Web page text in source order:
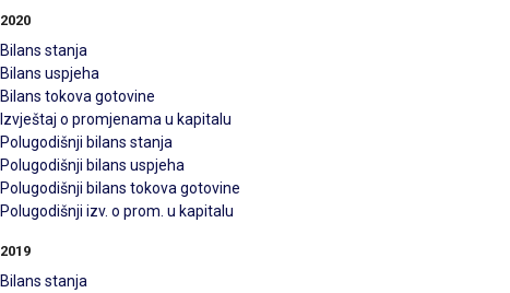
2020
Bilans stanja
Bilans uspjeha
Bilans tokova gotovine
Izvještaj o promjenama u kapitalu
Polugodišnji bilans stanja
Polugodišnji bilans uspjeha
Polugodišnji bilans tokova gotovine
Polugodišnji izv. o prom. u kapitalu
2019
Bilans stanja